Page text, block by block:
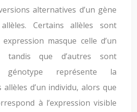
alternatives d’un gène
Certains allèles sont
masque celle d’un
tandis que d’autres sont
génotype représente la
d’un individu, alors que
à l’expression visible